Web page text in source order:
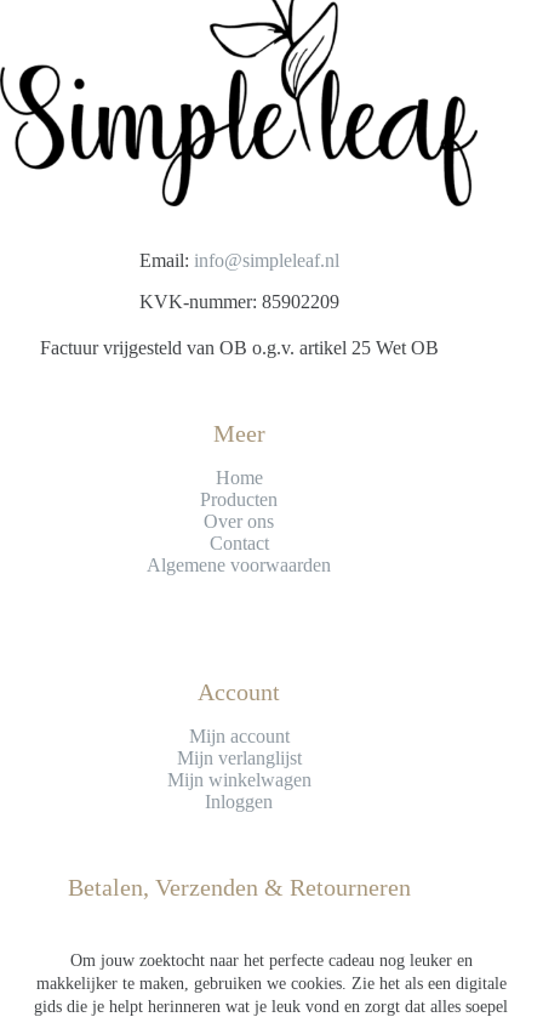
Om jouw zoektocht naar het perfecte cadeau nog leuker en
makkelijker te maken, gebruiken we cookies. Zie het als een digitale
gids die je helpt herinneren wat je leuk vond en zorgt dat alles soepel
Email: info@simpleleaf.nl
KVK-nummer: 85902209
Factuur vrijgesteld van OB o.g.v. artikel 25 Wet OB
Meer
Home
Producten
Over ons
Contact
Algemene voorwaarden
Account
Mijn account
Mijn verlanglijst
Mijn winkelwagen
Inloggen
Betalen, Verzenden & Retourneren
Verzending
Retourneren